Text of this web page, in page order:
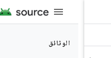
الوثائق